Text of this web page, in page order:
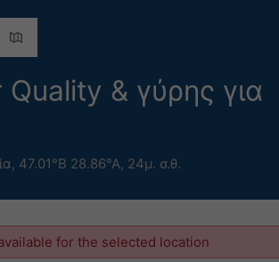
& γύρης για
, 47.01°Β 28.86°Α, 24μ. σ.θ.
for the selected location